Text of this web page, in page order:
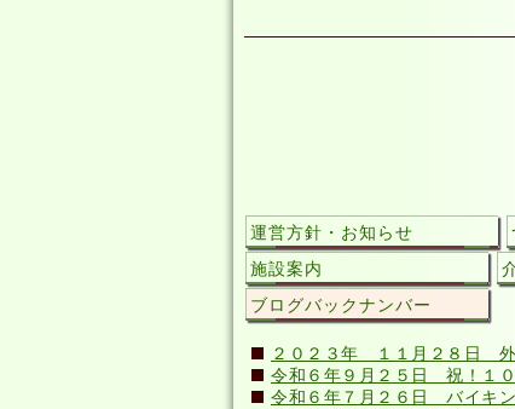
運営方針・お知らせ
施設案内
ブログバックナンバー
２０２３年 １１月２８日 外
令和６年９月２５日 祝！１
令和６年７月２６日 バイキ